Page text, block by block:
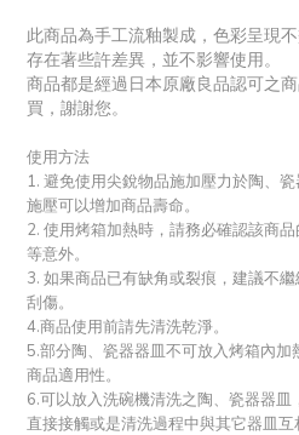
此商品為手工流釉製成，色彩呈現
存在著些許差異，並不影響使用。
商品都是經過日本原廠良品認可之
買，謝謝您。
使用方法
1. 避免使用尖銳物品施加壓力於陶、
施壓可以增加商品壽命。
2. 使用烤箱加熱時，請務必確認該商
等意外。
3. 如果商品已有缺角或裂痕，建議不
刮傷。
4.商品使用前請先清洗乾淨。
5.部分陶、瓷器器皿不可放入烤箱內
商品適用性。
6.可以放入洗碗機清洗之陶、瓷器器
直接接觸或是清洗過程中與其它器皿互